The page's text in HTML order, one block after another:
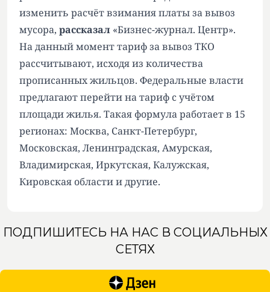
изменить расчёт взимания платы за вывоз
мусора, рассказал «Бизнес-журнал. Центр».
На данный момент тариф за вывоз ТКО
рассчитывают, исходя из количества
прописанных жильцов. Федеральные власти
предлагают перейти на тариф с учётом
площади жилья. Такая формула работает в 15
регионах: Москва, Санкт-Петербург,
Московская, Ленинградская, Амурская,
Владимирская, Иркутская, Калужская,
Кировская области и другие.
ПОДПИШИТЕСЬ НА НАС В СОЦИАЛЬНЫХ
СЕТЯХ